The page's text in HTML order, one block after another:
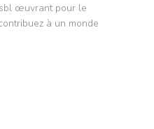
œuvrant pour le
à un monde